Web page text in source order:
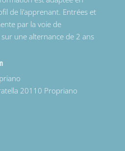
de li’apprenant. Entrées et
par la voie de
sur une alternance de 2 ans
20110 Propriano